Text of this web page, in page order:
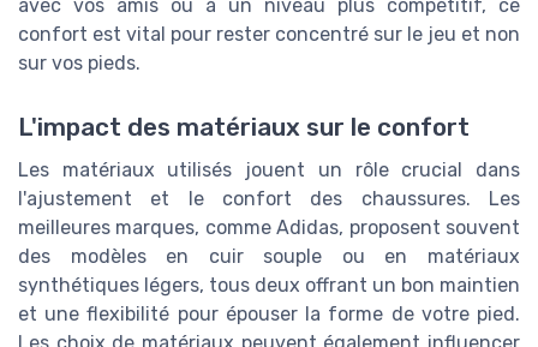
avec vos amis ou à un niveau plus compétitif, ce
confort est vital pour rester concentré sur le jeu et non
sur vos pieds.
L'impact des matériaux sur le confort
Les matériaux utilisés jouent un rôle crucial dans
l'ajustement et le confort des chaussures. Les
meilleures marques, comme Adidas, proposent souvent
des modèles en cuir souple ou en matériaux
synthétiques légers, tous deux offrant un bon maintien
et une flexibilité pour épouser la forme de votre pied.
Les choix de matériaux peuvent également influencer